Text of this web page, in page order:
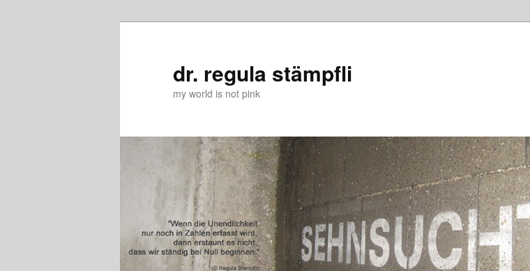
dr. regula stämpfli
my world is not pink